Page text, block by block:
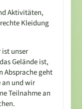
Aktivitäten,
Kleidung
ist unser
Gelände ist,
Absprache geht
an und wir
Teilnahme an